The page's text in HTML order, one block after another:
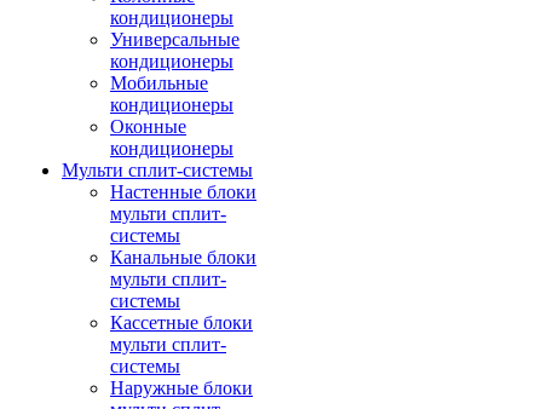
кондиционеры
Универсальные
кондиционеры
Мобильные
кондиционеры
Оконные
кондиционеры
Мульти сплит-системы
Настенные блоки
мульти сплит-
системы
Канальные блоки
мульти сплит-
системы
Кассетные блоки
мульти сплит-
системы
Наружные блоки